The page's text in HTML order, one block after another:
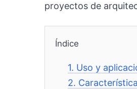
proyectos de
Índice
1. Uso y
2.